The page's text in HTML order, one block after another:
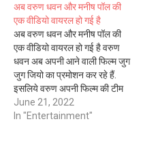
अब वरुण धवन और मनीष पॉल की
एक वीडियो वायरल हो गई है
अब वरुण धवन और मनीष पॉल की
एक वीडियो वायरल हो गई है वरुण
धवन अब अपनी आने वाली फिल्म जुग
जुग जियो का प्रमोशन कर रहे हैं.
इसलिये वरुण अपनी फिल्म की टीम
और को-स्टार्स संग के साथ अपनी
फिल्म जुग जुग जियो के प्रमोशन के
June 21, 2022
In "Entertainment"